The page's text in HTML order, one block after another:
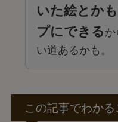
いた絵とか
プにできる
い道あるかも。
この記事でわかる